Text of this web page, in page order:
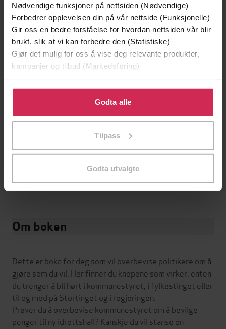
Nødvendige funksjoner på nettsiden (Nødvendige)
Forbedrer opplevelsen din på vår nettside (Funksjonelle)
Gir oss en bedre forståelse for hvordan nettsiden vår blir
brukt, slik at vi kan forbedre den (Statistiske)
Gjør det mulig for oss å vise deg relevante produkter,
kampanjer og tilbud (Markedsføring)
Klikk på «Godta alle» for å gi oss ditt samtykke til å
bruke cookies for alle disse formålene. Du kan også
tilpasse ditt samtykke til spesifikke formål ved å klikke
Godta alle
Tilpass
Godta utvalgte
Forlag Spartacus
Utgitt 05.09.2018
Lengde 119 sider
samfunn
Bokmål
DRM-
Vannmerket
ISBN 9788243012240
Om boken
Dette er boka for deg som vil overbevise politikere om å
gjøre som du vil. Her finner du knepene som virker, enten
du trenger å bli hørt i kommunestyret, i fylkestinget eller
til og med på Stortinget og i regjeringen.
Prøver du å overbevise kommunestyret om å bevilge
penger til ny idrettshall? Kanskje du vil stanse en